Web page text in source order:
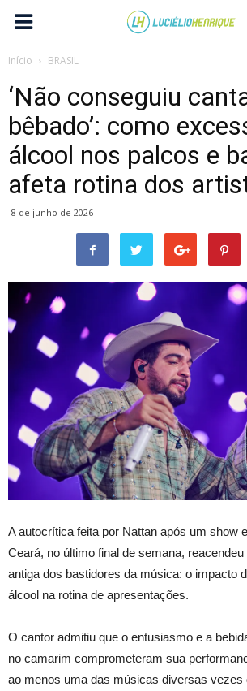
Início BRASIL
‘Não conseguiu
bêbado’: como
álcool nos palcos e
afeta rotina dos
8 de junho de 2026
A autocrítica feita por Nattan após um show
Ceará, no último final de semana,
antiga dos bastidores da música: o impacto
álcool na rotina de apresentações.
O cantor admitiu que o entusiasmo e a
no camarim comprometeram sua
ao menos uma das músicas diversas vezes